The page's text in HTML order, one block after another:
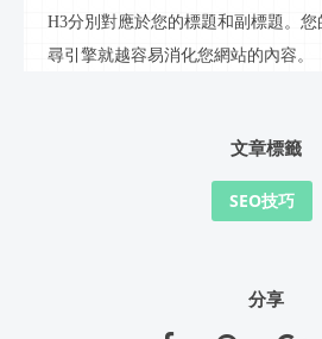
H3分別對應於您的標題和副標題。
尋引擎就越容易消化您網站的內容。
文章標籤
SEO技巧
分享